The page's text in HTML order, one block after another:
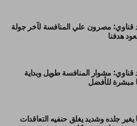
قناوي: مصرون علي المنافسة لآخر جولة
هدفنا
قناوي: مشوار المنافسة طويل وبداية
مبشرة للأفضل
يغير جلده وشديد يغلق حنفيه التعاقدات